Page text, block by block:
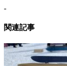
-
関連記事